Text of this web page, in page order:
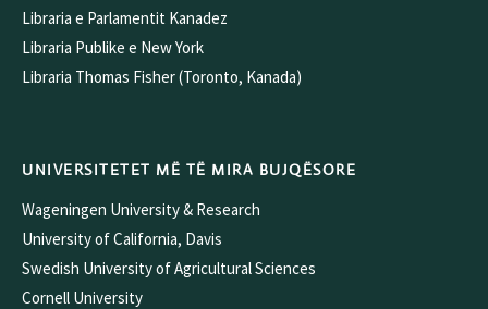
Libraria e Parlamentit Kanadez
Libraria Publike e New York
Libraria Thomas Fisher (Toronto, Kanada)
UNIVERSITETET MË TË MIRA BUJQËSORE
Wageningen University & Research
University of California, Davis
Swedish University of Agricultural Sciences
Cornell University